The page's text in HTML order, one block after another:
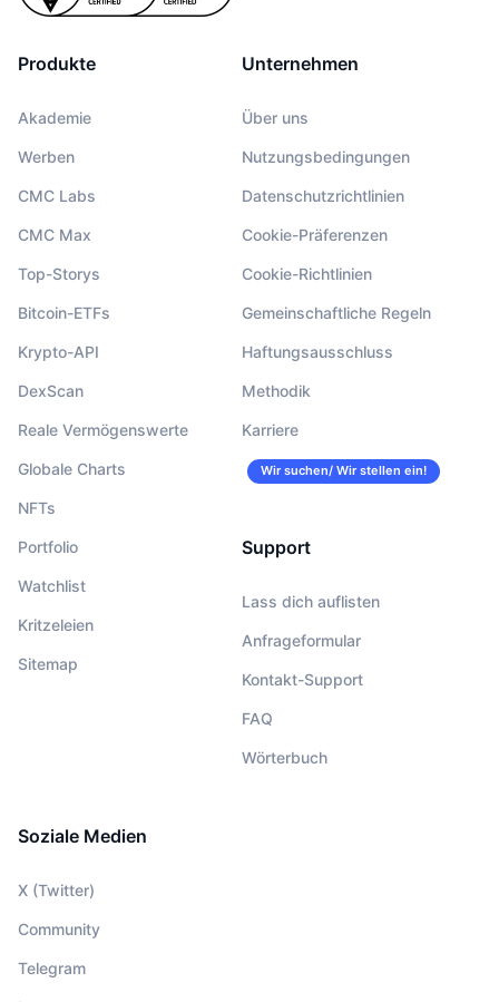
Produkte
Akademie
Werben
CMC Labs
CMC Max
Top-Storys
Bitcoin-ETFs
Krypto-API
DexScan
Reale Vermögenswerte
Globale Charts
NFTs
Portfolio
Watchlist
Kritzeleien
Sitemap
Unternehmen
Über uns
Nutzungsbedingungen
Datenschutzrichtlinien
Cookie-Präferenzen
Cookie-Richtlinien
Gemeinschaftliche Regeln
Haftungsausschluss
Methodik
Karriere
Wir suchen/ Wir stellen ein!
Support
Lass dich auflisten
Anfrageformular
Kontakt-Support
FAQ
Wörterbuch
Soziale Medien
X (Twitter)
Community
Telegram